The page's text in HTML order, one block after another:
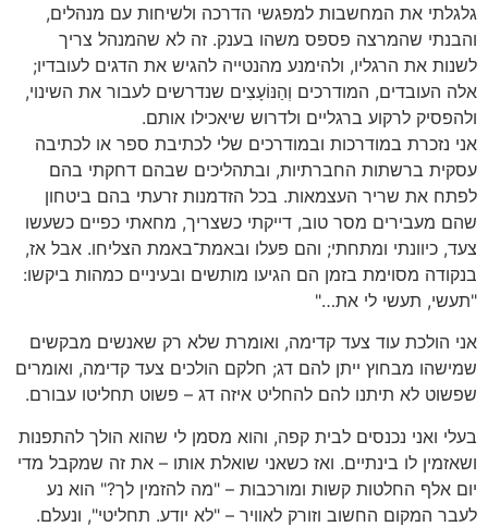
גלגלתי את המחשבות למפגשי הדרכה ולשיחות עם מנהלים,
והבנתי שהמרצה פספס משהו בענק. זה לא שהמנהל צריך
לשנות את הרגליו, ולהימנע מהנטייה להגיש את הדגים לעובדיו;
אלה העובדים, המודרכים וְהַנּוֹעָצִים שנדרשים לעבור את השינוי,
ולהפסיק לרקוע ברגליים ולדרוש שיאכילו אותם.
אני נזכרת במודרכות ובמודרכים שלי לכתיבת ספר או לכתיבה
עסקית ברשתות החברתיות, ובתהליכים שבהם דחקתי בהם
לפתח את שריר העצמאות. בכל הזדמנות זרעתי בהם ביטחון
שהם מעבירים מסר טוב, דייקתי כשצריך, מחאתי כפיים כשעשו
צעד, כיוונתי ומתחתי; והם פעלו ובאמת־באמת הצליחו. אבל אז,
בנקודה מסוימת בזמן הם הגיעו מותשים ובעיניים כמהות ביקשו:
"תעשי, תעשי לי את…"
אני הולכת עוד צעד קדימה, ואומרת שלא רק שאנשים מבקשים
שמישהו מבחוץ ייתן להם דג; חלקם הולכים צעד קדימה, ואומרים
שפשוט לא תיתנו להם להחליט איזה דג – פשוט תחליטו עבורם.
בעלי ואני נכנסים לבית קפה, והוא מסמן לי שהוא הולך להתפנות
ושאזמין לו בינתיים. ואז כשאני שואלת אותו – את זה שמקבל מדי
יום אלף החלטות קשות ומורכבות – "מה להזמין לך?" הוא נע
לעבר המקום החשוב וזורק לאוויר – "לא יודע. תחליטי", ונעלם.